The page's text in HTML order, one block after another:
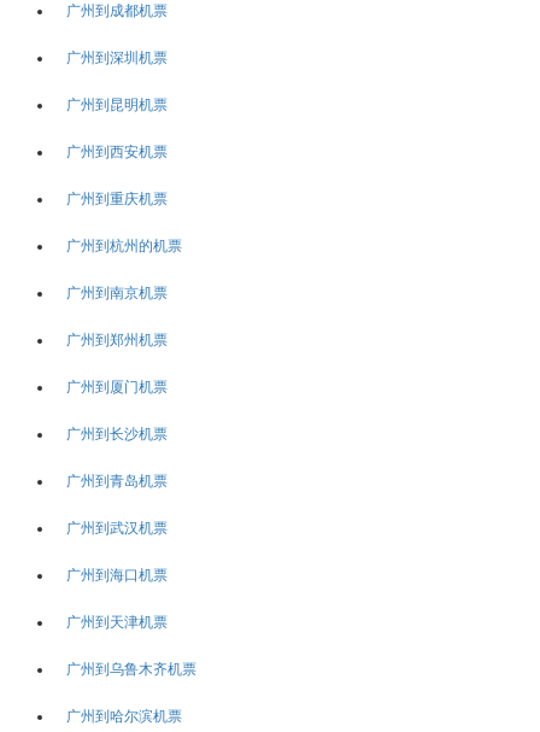
广州到成都机票
广州到深圳机票
广州到昆明机票
广州到西安机票
广州到重庆机票
广州到杭州的机票
广州到南京机票
广州到郑州机票
广州到厦门机票
广州到长沙机票
广州到青岛机票
广州到武汉机票
广州到海口机票
广州到天津机票
广州到乌鲁木齐机票
广州到哈尔滨机票